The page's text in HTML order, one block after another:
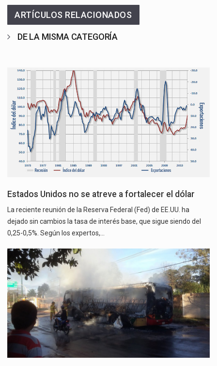
ARTÍCULOS RELACIONADOS
DE LA MISMA CATEGORÍA
Estados Unidos no se atreve a fortalecer el dólar
La reciente reunión de la Reserva Federal (Fed) de EE.UU. ha
dejado sin cambios la tasa de interés base, que sigue siendo del
0,25-0,5%. Según los expertos,…